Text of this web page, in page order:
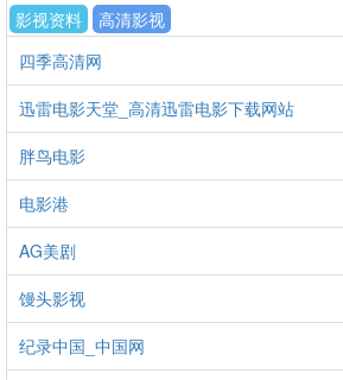
影视资料
高清影视
四季高清网
迅雷电影天堂_高清迅雷电影下载网站
胖鸟电影
电影港
AG美剧
馒头影视
纪录中国_中国网